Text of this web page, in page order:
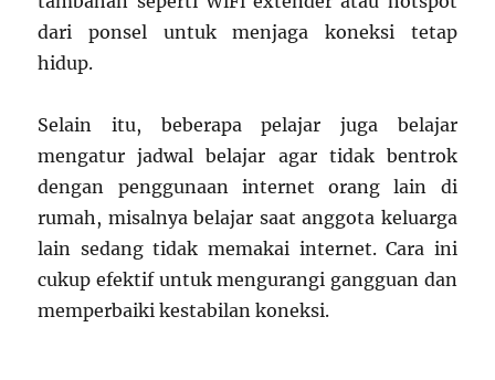
dari ponsel untuk menjaga koneksi tetap
hidup.
Selain itu, beberapa pelajar juga belajar
mengatur jadwal belajar agar tidak bentrok
dengan penggunaan internet orang lain di
rumah, misalnya belajar saat anggota keluarga
lain sedang tidak memakai internet. Cara ini
cukup efektif untuk mengurangi gangguan dan
memperbaiki kestabilan koneksi.